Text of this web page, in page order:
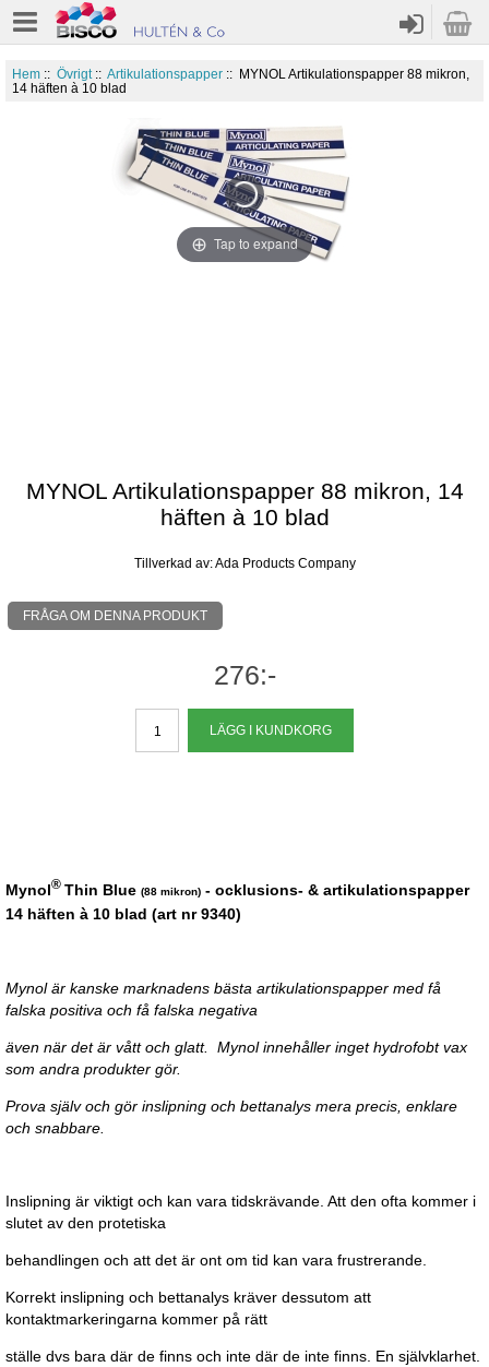
Hem:: Övrigt:: Artikulationspapper:: MYNOL Artikulationspapper 88 mikron,
14 häften à 10 blad
Tap to expand
MYNOL Artikulationspapper 88 mikron, 14
häften à 10 blad
Tillverkad av: Ada Products Company
FRÅGA OM DENNA PRODUKT
276:-
Mynol® Thin Blue (88 mikron) - ocklusions- & artikulationspapper
14 häften à 10 blad (art nr 9340)
Mynol är kanske marknadens bästa artikulationspapper med få
falska positiva och få falska negativa
även när det är vått och glatt. Mynol innehåller inget hydrofobt vax
som andra produkter gör.
Prova själv och gör inslipning och bettanalys mera precis, enklare
och snabbare.
Inslipning är viktigt och kan vara tidskrävande. Att den ofta kommer i
slutet av den protetiska
behandlingen och att det är ont om tid kan vara frustrerande.
Korrekt inslipning och bettanalys kräver dessutom att
kontaktmarkeringarna kommer på rätt
ställe dvs bara där de finns och inte där de inte finns. En självklarhet.